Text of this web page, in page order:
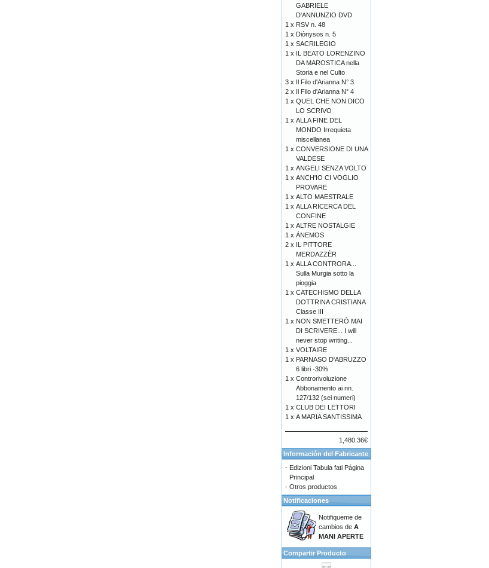
GABRIELE
D'ANNUNZIO DVD
1 x RSV n. 48
1 x Diònysos n. 5
1 x SACRILEGIO
1 x IL BEATO LORENZINO
DA MAROSTICA nella
Storia e nel Culto
3 x Il Filo d'Arianna N° 3
2 x Il Filo d'Arianna N° 4
1 x QUEL CHE NON DICO
LO SCRIVO
1 x ALLA FINE DEL
MONDO Irrequieta
miscellanea
1 x CONVERSIONE DI UNA
VALDESE
1 x ANGELI SENZA VOLTO
1 x ANCH'IO CI VOGLIO
PROVARE
1 x ALTO MAESTRALE
1 x ALLA RICERCA DEL
CONFINE
1 x ALTRE NOSTALGIE
1 x ÁNEMOS
2 x IL PITTORE
MERDAZZÈR
1 x ALLA CONTRORA...
Sulla Murgia sotto la
pioggia
1 x CATECHISMO DELLA
DOTTRINA CRISTIANA
Classe III
1 x NON SMETTERÒ MAI
DI SCRIVERE... I will
never stop writing...
1 x VOLTAIRE
1 x PARNASO D'ABRUZZO
6 libri -30%
1 x Controrivoluzione
Abbonamento ai nn.
127/132 (sei numeri)
1 x CLUB DEI LETTORI
1 x A MARIA SANTISSIMA
1,480.36€
Información del Fabricante
- Edizioni Tabula fati Página
Principal
- Otros productos
Notificaciones
Notifiqueme de
cambios de A
MANI APERTE
Compartir Producto